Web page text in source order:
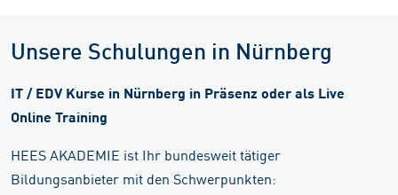
Unsere Schulungen in Nürnberg
IT / EDV Kurse in Nürnberg in Präsenz oder als Live
Online Training
HEES AKADEMIE ist Ihr bundesweit tätiger
Bildungsanbieter mit den Schwerpunkten: